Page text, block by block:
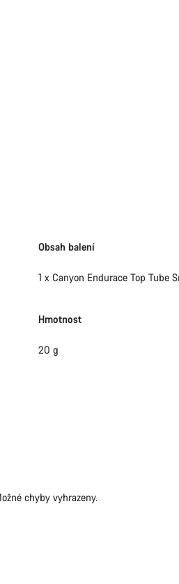
Obsah balení
1 x Canyon Endurace Top Tube
Hmotnost
20 g
chyby vyhrazeny.